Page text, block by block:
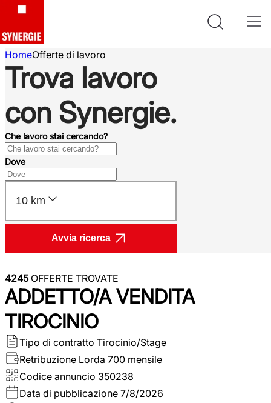
HomeOfferte di lavoro
Trova lavoro
con Synergie.
Che lavoro stai cercando?
Dove
10 km
Avvia ricerca
4245OFFERTE TROVATE
ADDETTO/A VENDITA
TIROCINIO
Tipo di contratto Tirocinio/Stage
Retribuzione Lorda 700 mensile
Codice annuncio 350238
Data di pubblicazione 7/8/2026